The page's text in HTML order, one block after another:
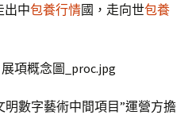
出中包養行情國，走向世包養
數字藝術中間項目”運營方擔